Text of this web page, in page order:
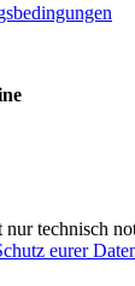
nur technisch
eurer